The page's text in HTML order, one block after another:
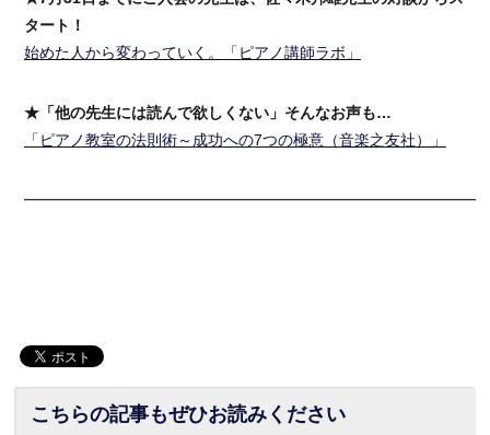
タート！
始めた人から変わっていく。「ピアノ講師ラボ」
★「他の先生には読んで欲しくない」そんなお声も…
「ピアノ教室の法則術～成功への7つの極意（音楽之友社）」
こちらの記事もぜひお読みください